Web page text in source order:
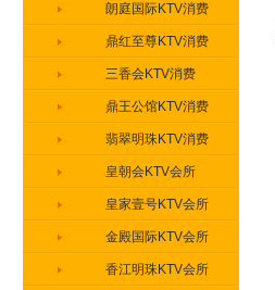
朗庭国际KTV消费
鼎红至尊KTV消费
三香会KTV消费
鼎王公馆KTV消费
翡翠明珠KTV消费
皇朝会KTV会所
皇家壹号KTV会所
金殿国际KTV会所
香江明珠KTV会所